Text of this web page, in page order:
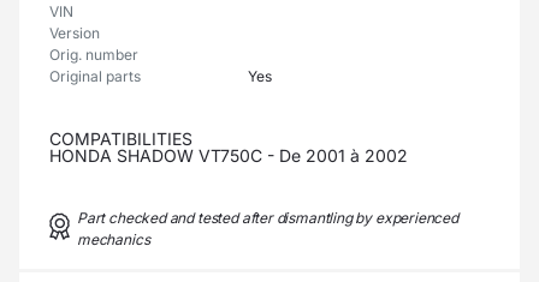
VIN
Version
Orig. number
Original parts
Yes
COMPATIBILITIES
HONDA SHADOW VT750C - De 2001 à 2002
Part checked and tested after dismantling by experienced
mechanics